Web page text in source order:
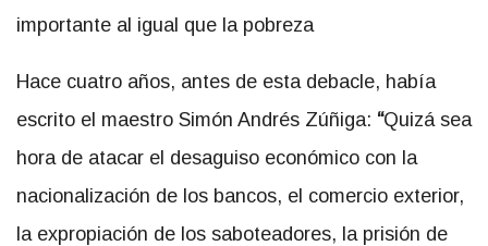
importante al igual que la pobreza
Hace cuatro años, antes de esta debacle, había
escrito el maestro Simón Andrés Zúñiga: “Quizá sea
hora de atacar el desaguiso económico con la
nacionalización de los bancos, el comercio exterior,
la expropiación de los saboteadores, la prisión de